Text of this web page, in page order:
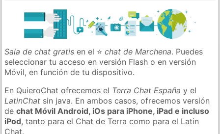
Sala de chat gratis en el ⭐chat de Marchena. Puedes
seleccionar tu acceso en versión Flash o en versión
Móvil, en función de tu dispositivo.
En QuieroChat ofrecemos el Terra Chat España y el
LatinChat sin java. En ambos casos, ofrecemos versión
dechat Móvil Android, iOs para iPhone, iPad e incluso
iPod, tanto para el Chat de Terra como para el Latin
Chat.